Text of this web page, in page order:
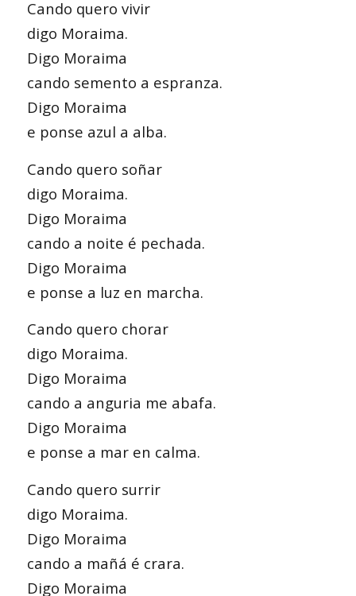
Cando quero vivir
digo Moraima.
Digo Moraima
cando semento a espranza.
Digo Moraima
e ponse azul a alba.
Cando quero soñar
digo Moraima.
Digo Moraima
cando a noite é pechada.
Digo Moraima
e ponse a luz en marcha.
Cando quero chorar
digo Moraima.
Digo Moraima
cando a anguria me abafa.
Digo Moraima
e ponse a mar en calma.
Cando quero surrir
digo Moraima.
Digo Moraima
cando a mañá é crara.
Digo Moraima